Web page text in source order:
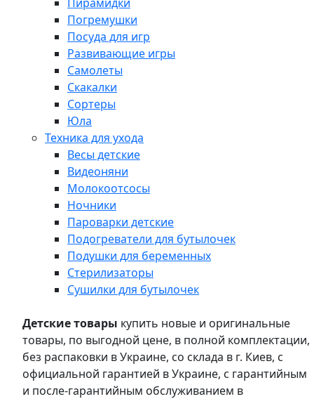
Погремушки
Посуда для игр
Развивающие игры
Самолеты
Скакалки
Сортеры
Юла
Техника для ухода
Весы детские
Видеоняни
Молокоотсосы
Ночники
Пароварки детские
Подогреватели для бутылочек
Подушки для беременных
Стерилизаторы
Сушилки для бутылочек
Детские товары купить новые и оригинальные
товары, по выгодной цене, в полной комплектации,
без распаковки в Украине, со склада в г. Киев, с
официальной гарантией в Украине, с гарантийным
и после-гарантийным обслуживанием в